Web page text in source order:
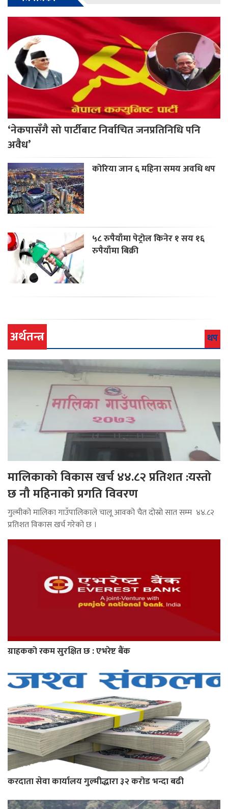
‘नेकपासँगै सो पार्टीबाट निर्वाचित जनप्रतिनिधि पनि
अवैध’
कोरिया जान ६ महिना समय अवधि थप
५८ रुपैयाँमा पेट्रोल किनेर १ सय १६
रुपैयाँमा बिक्री
अर्थतन्त्र थप
मालिकाको विकास खर्च ४४.८२ प्रतिशत :यस्तो
छ नौ महिनाको प्रगति विवरण
गुल्मीको मालिका गाउँपालिकाले चालू आवको चैत दोस्रो सात सम्म ४४.८२
प्रतिशत विकास खर्च गरेको छ ।
ग्राहकको रकम सुरक्षित छ : एभरेष्ट बैंक
करदाता सेवा कार्यालय गुल्मीद्धारा ३२ करोड भन्दा बढी